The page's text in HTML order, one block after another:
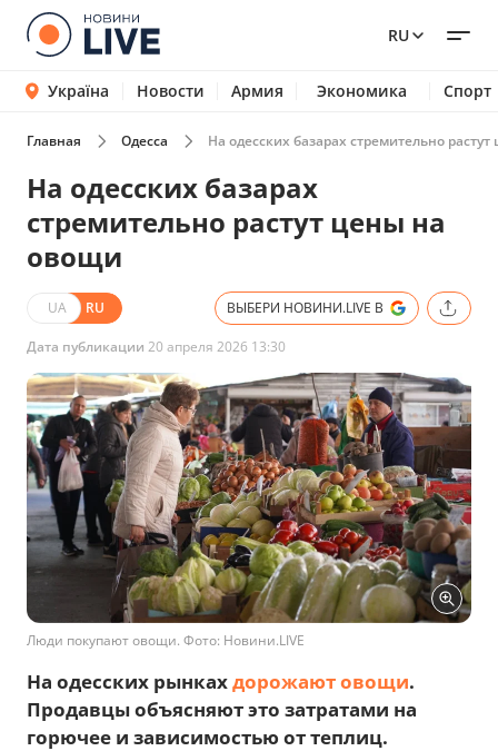
RU
Україна Новости Армия Экономика Спорт
Главная Одесса На одесских базарах стремительно
На одесских базарах
стремительно растут цены на
овощи
UA RU ВЫБЕРИ НОВИНИ.LIVE В
Дата публикации 20 апреля 2026 13:30
Люди покупают овощи. Фото: Новини.LIVE
На одесских рынкахдорожают овощи.
Продавцы объясняют это затратами на
горючее и зависимостью от теплиц.